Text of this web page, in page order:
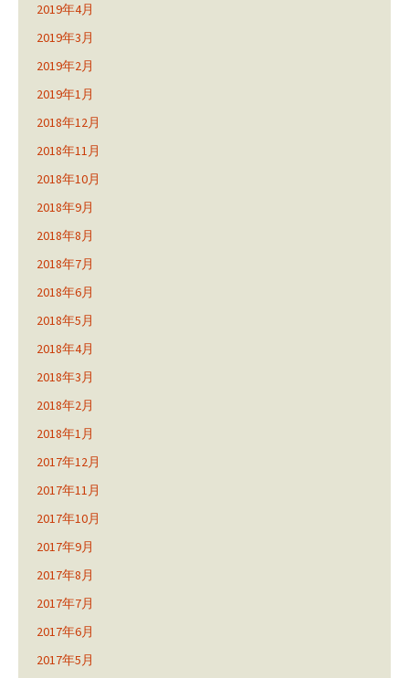
2019年4月
2019年3月
2019年2月
2019年1月
2018年12月
2018年11月
2018年10月
2018年9月
2018年8月
2018年7月
2018年6月
2018年5月
2018年4月
2018年3月
2018年2月
2018年1月
2017年12月
2017年11月
2017年10月
2017年9月
2017年8月
2017年7月
2017年6月
2017年5月